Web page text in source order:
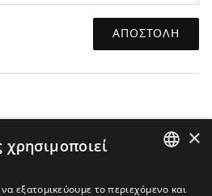
ΑΠΟΣΤΟΛΉ
×
χρησιμοποιεί
εξατομικεύουμε το περιεχόμενο και